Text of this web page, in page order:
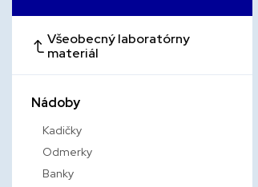
Všeobecný laboratórny
materiál
Nádoby
Kadičky
Odmerky
Banky